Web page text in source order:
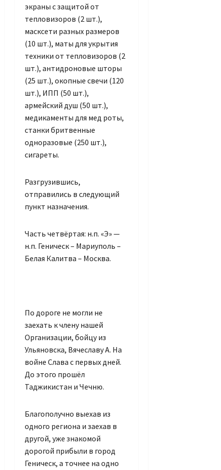
экраны с защитой от
тепловизоров (2 шт.),
масксети разных размеров
(10 шт.), маты для укрытия
техники от тепловизоров (2
шт.), антидроновые шторы
(25 шт.), окопные свечи (120
шт.), ИПП (50 шт.),
армейский душ (50 шт.),
медикаменты для мед роты,
станки бритвенные
одноразовые (250 шт.),
сигареты.
Разгрузившись,
отправились в следующий
пункт назначения.
Часть четвёртая: н.п. «Э» —
н.п. Геническ – Мариуполь –
Белая Калитва – Москва.
По дороге не могли не
заехать к члену нашей
Организации, бойцу из
Ульяновска, Вячеславу А. На
войне Слава с первых дней.
До этого прошёл
Таджикистан и Чечню.
Благополучно выехав из
одного региона и заехав в
другой, уже знакомой
дорогой прибыли в город
Геническ, а точнее на одно